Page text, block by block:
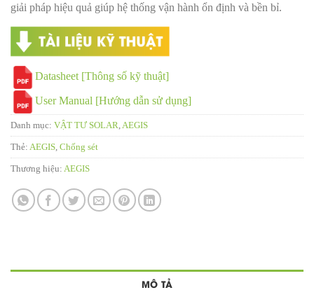
giải pháp hiệu quả giúp hệ thống vận hành ổn định và bền bỉ.
Datasheet [Thông số kỹ thuật]
User Manual [Hướng dẫn sử dụng]
Danh mục: VẬT TƯ SOLAR,AEGIS
Thẻ: AEGIS, Chống sét
Thương hiệu: AEGIS
MÔ TẢ